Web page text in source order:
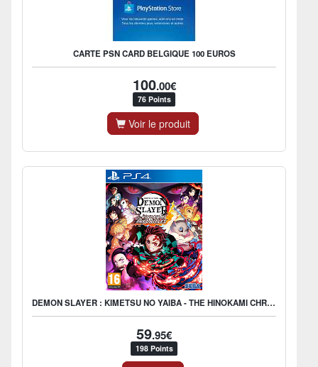
CARTE PSN CARD BELGIQUE 100 EUROS
100.00€
76 Points
Voir le produit
DEMON SLAYER : KIMETSU NO YAIBA - THE HINOKAMI CHRONICLES
59.95€
198 Points